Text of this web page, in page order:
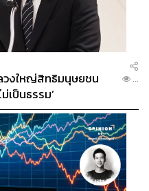
งใหญ่สิทธิมนุษยชน
เป็นธรรม’
...